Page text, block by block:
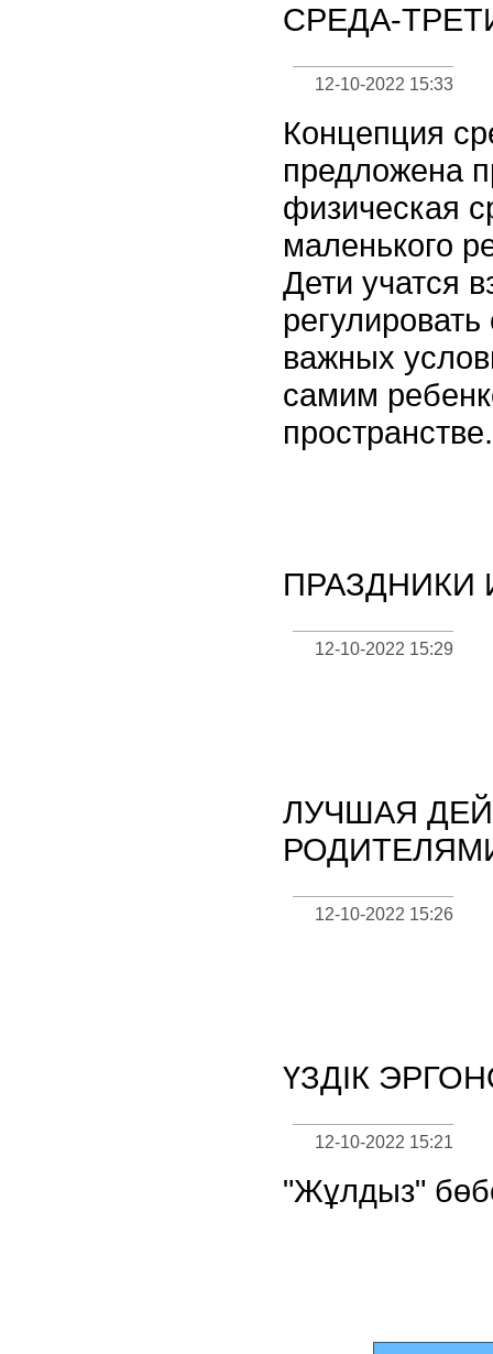
СРЕДА-
12-10-2022 15:33
Концепция
предложена
физическая
маленького
Дети учатся
важных
самим
пространстве.
ПРАЗДНИКИ
12-10-2022 15:29
ЛУЧШАЯ
12-10-2022 15:26
ҮЗДІК
12-10-2022 15:21
"Жұлдыз"